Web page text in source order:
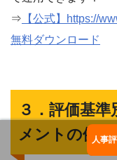
⇒ 【公式】https://
無料ダウンロード
３．評価基
メントの例文
お
人事